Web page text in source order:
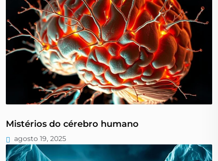
Mistérios do cérebro humano
agosto 19, 2025